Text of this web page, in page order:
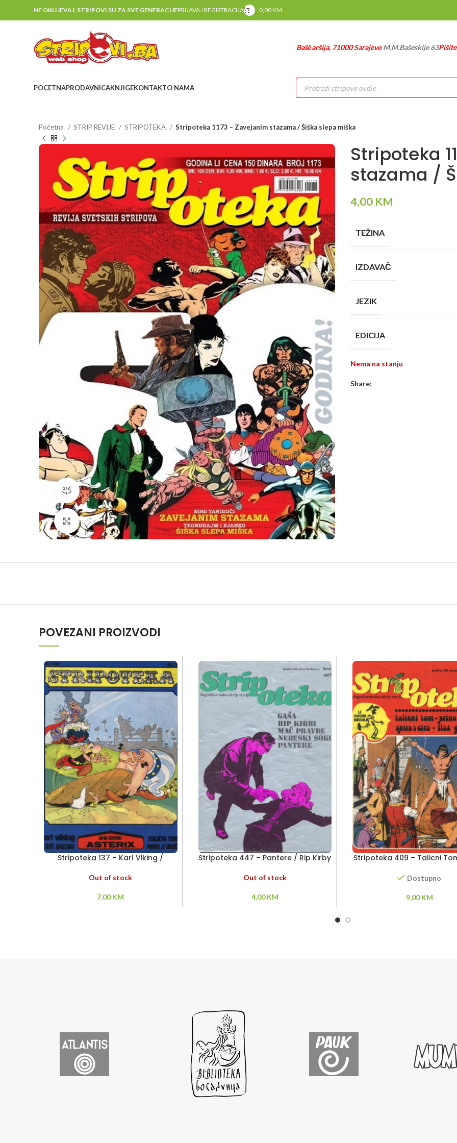
NE OKLIJEVAJ, STRIPOVI SU ZA SVE GENERACIJEPRIJAVA / REGISTRACIJA 0,00KM
Baščaršija, 71000 SarajevoM.M.Bašeskije 63
POCETNAPRODAVNICAKNJIGEKONTAKTO NAMA
Products
search
Početna STRIP REVIJE STRIPOTEKA Stripoteka 1173 – Zavejanim stazama / Šiška slepa miška
360 product view
Klikni da povečaš
Stripoteka
stazama /
4,00 KM
TEŽINA
IZDAVAČ
JEZIK
EDICIJA
Nema na stanju
Share:
POVEZANI PROIZVODI
Stripoteka 137 – Karl Viking /
Out of stock
7,00KM
Stripoteka 447 – Pantere / Rip Kirby
Out of stock
4,00KM
Stripoteka 409 – Talicni
Dostupno
9,00KM